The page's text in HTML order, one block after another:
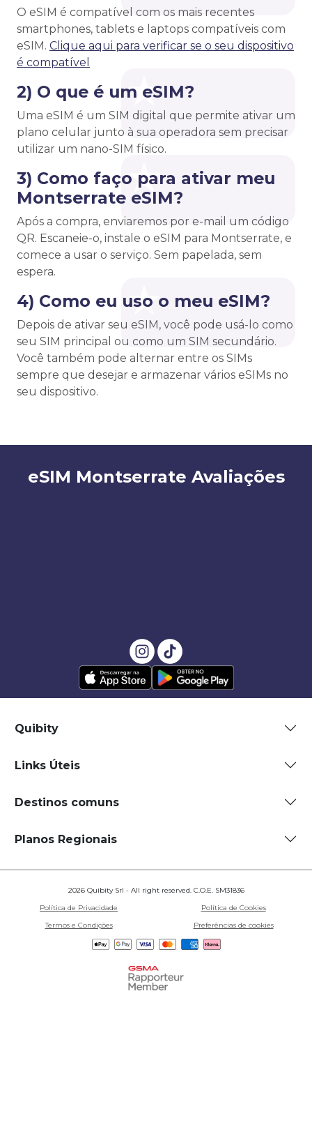
O eSIM é compatível com os mais recentes
smartphones, tablets e laptops compatíveis com
eSIM. Clique aqui para verificar se o seu dispositivo
é compatível
2) O que é um eSIM?
Uma eSIM é um SIM digital que permite ativar um
plano celular junto à sua operadora sem precisar
utilizar um nano-SIM físico.
3) Como faço para ativar meu
Montserrate eSIM?
Após a compra, enviaremos por e-mail um código
QR. Escaneie-o, instale o eSIM para Montserrate, e
comece a usar o serviço. Sem papelada, sem
espera.
4) Como eu uso o meu eSIM?
Depois de ativar seu eSIM, você pode usá-lo como
seu SIM principal ou como um SIM secundário.
Você também pode alternar entre os SIMs
sempre que desejar e armazenar vários eSIMs no
seu dispositivo.
eSIM Montserrate Avaliações
Quibity
Links Úteis
Destinos comuns
Planos Regionais
2026 Quibity Srl - All right reserved. C.O.E. SM31836
Política de Privacidade
Política de Cookies
Termos e Condições
Preferências de cookies